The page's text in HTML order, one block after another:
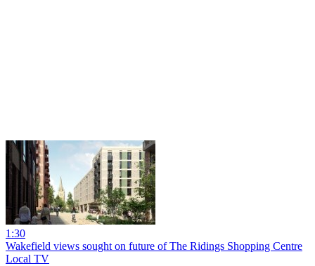
1:30
Wakefield views sought on future of The Ridings Shopping Centre
Local TV